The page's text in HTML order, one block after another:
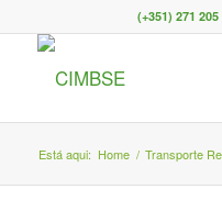
(+351) 271
Está aqui: Home / Transporte